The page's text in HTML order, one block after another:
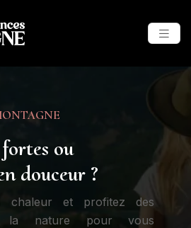
ou
douceur ?
chaleur et profitez des
la nature pour vous